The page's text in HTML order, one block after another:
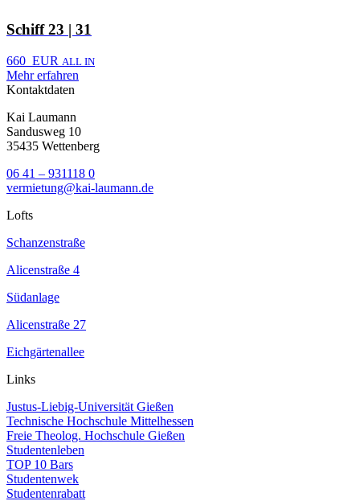
Schiff 23 | 31
660 EUR ALL IN
Mehr erfahren
Kontaktdaten
Kai Laumann
Sandusweg 10
35435 Wettenberg
06 41 – 931118 0
vermietung@kai-laumann.de
Lofts
Schanzenstraße
Alicenstraße 4
Südanlage
Alicenstraße 27
Eichgärtenallee
Links
Justus-Liebig-Universität Gießen
Technische Hochschule Mittelhessen
Freie Theolog. Hochschule Gießen
Studentenleben
TOP 10 Bars
Studentenwek
Studentenrabatt